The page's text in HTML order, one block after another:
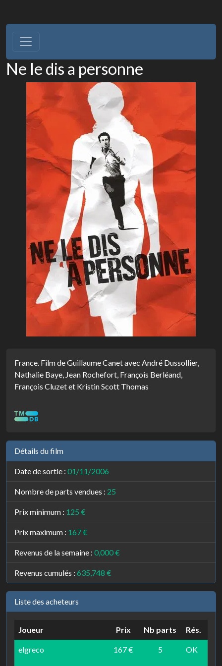
Ne le dis a personne
France. Film de Guillaume Canet avec André Dussollier,
Nathalie Baye, Jean Rochefort, François Berléand,
François Cluzet et Kristin Scott Thomas
Détails du film
Date de sortie : 01/11/2006
Nombre de parts vendues : 25
Prix minimum : 125 €
Prix maximum : 167 €
Revenus de la semaine : 0,000 €
Revenus cumulés : 635,748 €
Liste des acheteurs
Joueur Prix Nb parts Rés.
elgreco 167 € 5 OK